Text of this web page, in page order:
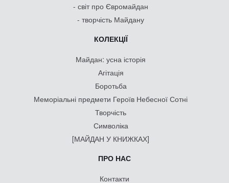
- світ про Євромайдан
- творчість Майдану
КОЛЕКЦІЇ
Майдан: усна історія
Агітація
Боротьба
Меморіальні предмети Героїв Небесної Сотні
Творчість
Символіка
[МАЙДАН У КНИЖКАХ]
ПРО НАС
Контакти